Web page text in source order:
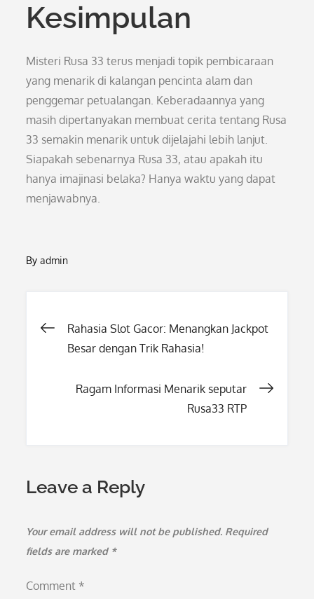
Kesimpulan
Misteri Rusa 33 terus menjadi topik pembicaraan
yang menarik di kalangan pencinta alam dan
penggemar petualangan. Keberadaannya yang
masih dipertanyakan membuat cerita tentang Rusa
33 semakin menarik untuk dijelajahi lebih lanjut.
Siapakah sebenarnya Rusa 33, atau apakah itu
hanya imajinasi belaka? Hanya waktu yang dapat
menjawabnya.
Byadmin
Post
Rahasia Slot Gacor: Menangkan Jackpot
Besar dengan Trik Rahasia!
Ragam Informasi Menarik seputar
Rusa33 RTP
Leave a Reply
Your email address will not be published. Required
fields are marked *
Comment *